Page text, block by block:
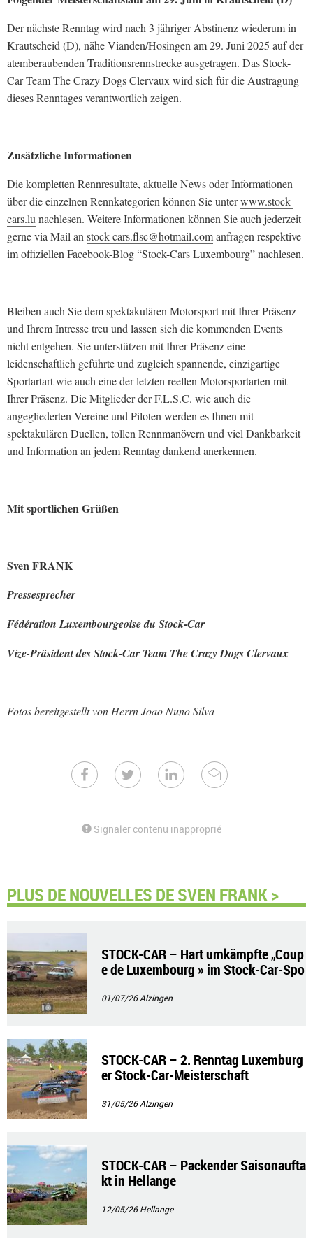
Der nächste Renntag wird nach 3 jähriger Abstinenz wiederum in
Krautscheid (D), nähe Vianden/Hosingen am 29. Juni 2025 auf der
atemberaubenden Traditionsrennstrecke ausgetragen. Das Stock-
Car Team The Crazy Dogs Clervaux wird sich für die Austragung
dieses Renntages verantwortlich zeigen.
Zusätzliche Informationen
Die kompletten Rennresultate, aktuelle News oder Informationen
über die einzelnen Rennkategorien können Sie unterwww.stock-
cars.lunachlesen. Weitere Informationen können Sie auch jederzeit
gerne via Mail anstock-cars.flsc@hotmail.comanfragen respektive
im offiziellen Facebook-Blog “Stock-Cars Luxembourg” nachlesen.
Bleiben auch Sie dem spektakulären Motorsport mit Ihrer Präsenz
und Ihrem Intresse treu und lassen sich die kommenden Events
nicht entgehen. Sie unterstützen mit Ihrer Präsenz eine
leidenschaftlich geführte und zugleich spannende, einzigartige
Sportartart wie auch eine der letzten reellen Motorsportarten mit
Ihrer Präsenz. Die Mitglieder der F.L.S.C. wie auch die
angegliederten Vereine und Piloten werden es Ihnen mit
spektakulären Duellen, tollen Rennmanövern und viel Dankbarkeit
und Information an jedem Renntag dankend anerkennen.
Mit sportlichen Grüßen
Sven FRANK
Pressesprecher
Fédération Luxembourgeoise du Stock-Car
Vize-Präsident des Stock-Car Team The Crazy Dogs Clervaux
Fotos bereitgestellt von Herrn Joao Nuno Silva
Signaler contenu inapproprié
PLUS DE NOUVELLES DE SVEN FRANK >
STOCK-CAR – Hart umkämpfte „Coup
e de Luxembourg » im Stock-Car-Spo
01/07/26Alzingen
STOCK-CAR – 2. Renntag Luxemburg
er Stock-Car-Meisterschaft
31/05/26Alzingen
STOCK-CAR – Packender Saisonaufta
kt in Hellange
12/05/26Hellange